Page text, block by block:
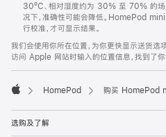
30ºC、相对湿度约为 30% 至 70% 的场
况下，准确性可能会降低。HomePod
行校准，才可显示结果。
我们会使用你所在位置，为你更快显示送货选
访问 Apple 网站时输入的位置信息，找到了你
HomePod 购买 HomePod
选购及了解